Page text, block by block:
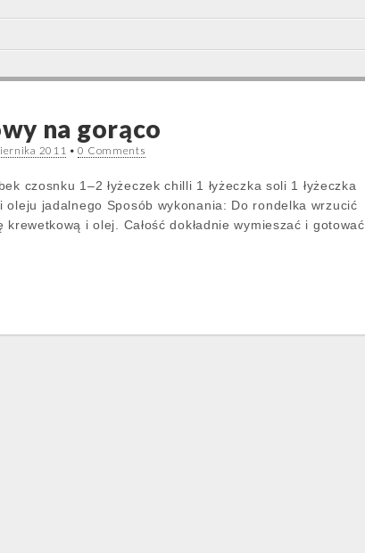
na gorąco
2011 •0 Comments
czosnku 1–2 łyżeczek chilli 1 łyżeczka soli 1 łyżeczka
oleju jadalnego Sposób wykonania: Do rondelka wrzucić
i olej. Całość dokładnie wymieszać i gotować